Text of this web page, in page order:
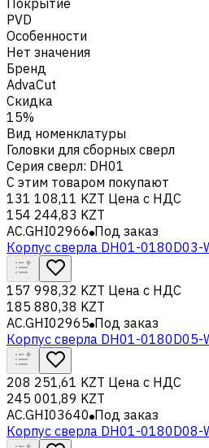
PVD
Особенности
Нет значения
Бренд
AdvaCut
Скидка
15%
Вид номенклатуры
Головки для сборных сверл
Серия сверл: DH01
С этим товаром покупают
131 108,11 KZT Цена с НДС
154 244,83 KZT
AC.GHI02966 Под заказ
Корпус сверла DH01-0180D03-
157 998,32 KZT Цена с НДС
185 880,38 KZT
AC.GHI02965 Под заказ
Корпус сверла DH01-0180D05-
208 251,61 KZT Цена с НДС
245 001,89 KZT
AC.GHI03640 Под заказ
Корпус сверла DH01-0180D08-